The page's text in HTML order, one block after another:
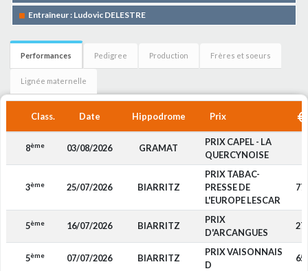
Entraîneur : Ludovic DELESTRE
Performances Pedigree Production Frères et soeurs
Lignée maternelle
Class. Date Hippodrome Prix
8ème 03/08/2026 GRAMAT
PRIX CAPEL - LA
QUERCYNOISE
3ème 25/07/2026 BIARRITZ
PRIX TABAC-
PRESSE DE
L'EUROPE LESCAR
5ème 16/07/2026 BIARRITZ
PRIX
D'ARCANGUES
5ème 07/07/2026 BIARRITZ
PRIX VAISONNAIS
D